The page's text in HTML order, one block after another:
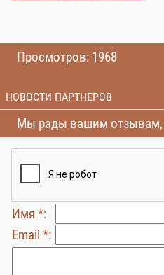
Просмотров: 1968
НОВОСТИ ПАРТНЕРОВ
Мы рады вашим отзывам,
Имя *:
Email *: